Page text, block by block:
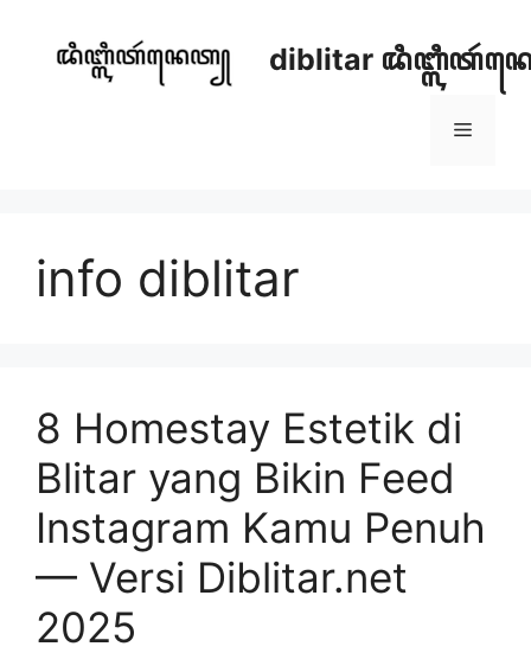
content
diblitar
Menu
info diblitar
8 Homestay Estetik di
Blitar yang Bikin Feed
Instagram Kamu Penuh
— Versi Diblitar.net
2025